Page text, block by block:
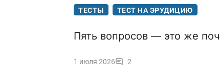
ТЕСТЫ ТЕСТ НА ЭРУДИЦИЮ
Пять вопросов — это же
1 июля 2026 2